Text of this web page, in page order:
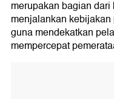
merupakan bagian
menjalankan
guna mendekatkan
mempercepat